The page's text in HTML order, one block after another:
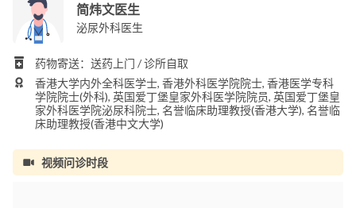
简炜文医生
泌尿外科医生
药物寄送：送药上门 / 诊所自取
香港大学内外全科医学士, 香港外科医学院院士, 香港医学专科
学院院士(外科), 英国爱丁堡皇家外科医学院院员, 英国爱丁堡皇
家外科医学院泌尿科院士, 名誉临床助理教授(香港大学), 名誉临
床助理教授(香港中文大学)
视频问诊时段